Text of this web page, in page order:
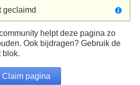
geclaimd
helpt deze pagina zo
Ook bijdragen? Gebruik de
blok.
Claim pagina